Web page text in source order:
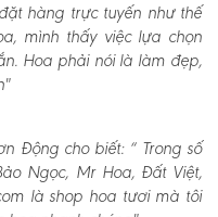
hàng trực tuyến như thế
mình thấy việc lựa chọn
Hoa phải nói là làm đẹp,
Động cho biết:“ Trong số
Ngọc, Mr Hoa, Đất Việt,
là shop hoa tươi mà tôi